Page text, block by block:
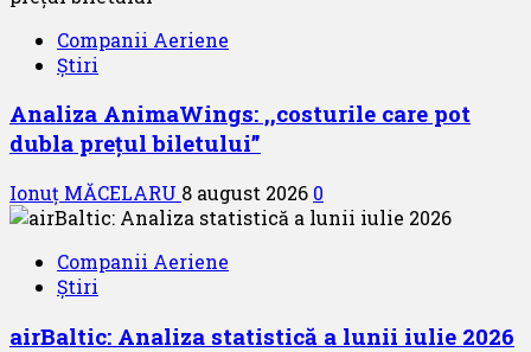
Companii Aeriene
Știri
Analiza AnimaWings: ,,costurile care pot
dubla prețul biletului”
Ionuț MĂCELARU 8 august 2026 0
Companii Aeriene
Știri
airBaltic: Analiza statistică a lunii iulie 2026